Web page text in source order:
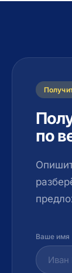
по
Ваше имя